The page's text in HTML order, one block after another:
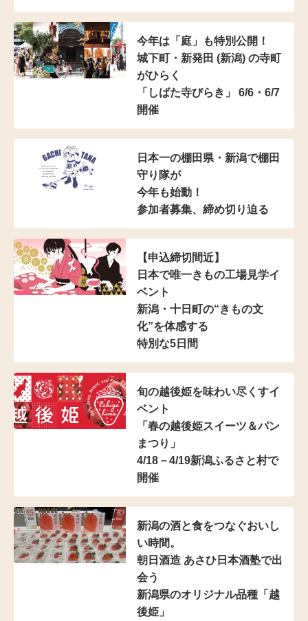
今年は「庭」も特別公開！
城下町・新発田 (新潟) の寺町
がひらく
「しばた寺びらき」 6/6・6/7
開催
日本一の棚田県・新潟で棚田
守り隊が
今年も始動！
参加者募集、締め切り迫る
【申込締切間近】
日本で唯一きもの工場見学イ
ベント
新潟・十日町の“きもの文
化”を体感する
特別な5日間
旬の越後姫を味わい尽くすイ
ベント
「春の越後姫スイーツ＆パン
まつり」
4/18－4/19新潟ふるさと村で
開催
新潟の酒と食をつなぐおいし
い時間。
朝日酒造 あさひ日本酒塾で出
会う
新潟県のオリジナル品種「越
後姫」